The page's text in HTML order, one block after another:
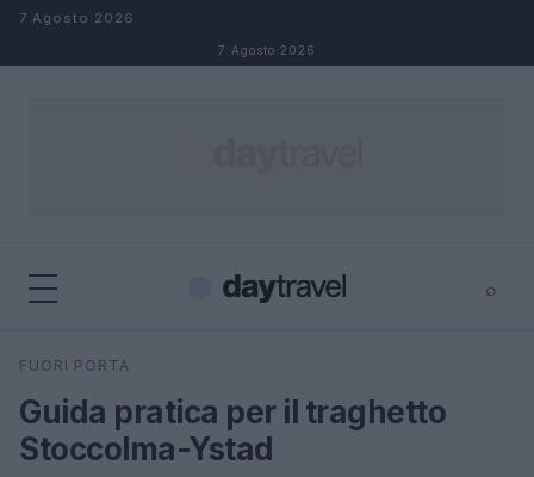
Salta al contenuto
7 Agosto 2026
7 Agosto 2026
⌕
Cerca
FUORI PORTA
Guida pratica per il traghetto
Stoccolma-Ystad